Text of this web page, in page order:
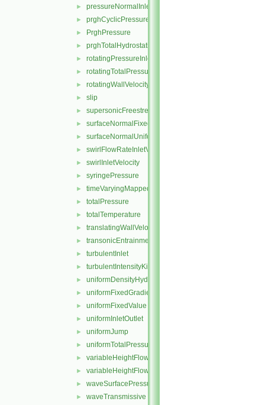
► pressureNormalInletOutletVelocity
► prghCyclicPressure
► PrghPressure
► prghTotalHydrostaticPressure
► rotatingPressureInletOutletVelocity
► rotatingTotalPressure
► rotatingWallVelocity
► slip
► supersonicFreestream
► surfaceNormalFixedValue
► surfaceNormalUniformFixedValue
► swirlFlowRateInletVelocity
► swirlInletVelocity
► syringePressure
► timeVaryingMappedFixedValue
► totalPressure
► totalTemperature
► translatingWallVelocity
► transonicEntrainmentPressure
► turbulentInlet
► turbulentIntensityKineticEnergyInlet
► uniformDensityHydrostaticPressure
► uniformFixedGradient
► uniformFixedValue
► uniformInletOutlet
► uniformJump
► uniformTotalPressure
► variableHeightFlowRate
► variableHeightFlowRateInletVelocity
► waveSurfacePressure
► waveTransmissive